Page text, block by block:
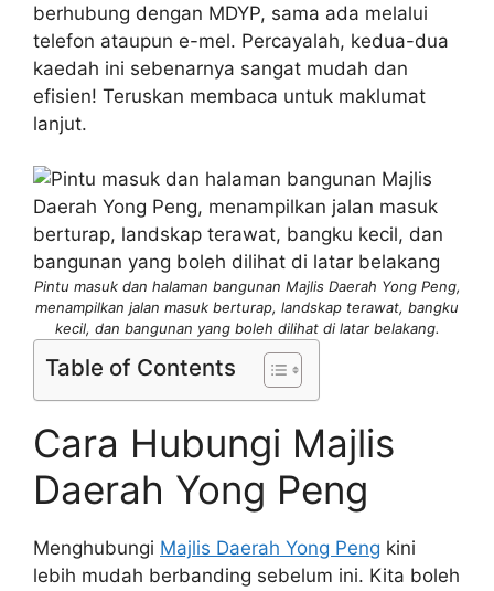
berhubung dengan MDYP, sama ada melalui
telefon ataupun e-mel. Percayalah, kedua-dua
kaedah ini sebenarnya sangat mudah dan
efisien! Teruskan membaca untuk maklumat
lanjut.
Pintu masuk dan halaman bangunan Majlis Daerah Yong Peng,
menampilkan jalan masuk berturap, landskap terawat, bangku
kecil, dan bangunan yang boleh dilihat di latar belakang.
Table of Contents
Cara Hubungi Majlis
Daerah Yong Peng
Menghubungi Majlis Daerah Yong Peng kini
lebih mudah berbanding sebelum ini. Kita boleh